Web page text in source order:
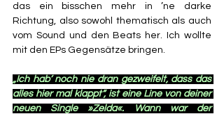
das ein bisschen mehr in ’ne darke
Richtung, also sowohl thematisch als auch
vom Sound und den Beats her. Ich wollte
mit den EPs Gegensätze bringen.
„Ich hab’ noch nie dran gezweifelt, dass das
alles hier mal klappt“, ist eine Line von deiner
neuen Single »Zelda«. Wann war der